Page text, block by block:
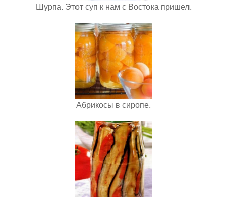
Шурпа. Этот суп к нам с Востока пришел.
Абрикосы в сиропе.